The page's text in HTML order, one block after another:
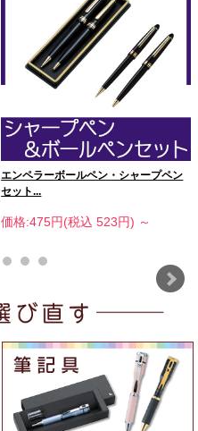
エンペラーボールペン・シャープペン
セット...
価格:475円(税込 523円) ～